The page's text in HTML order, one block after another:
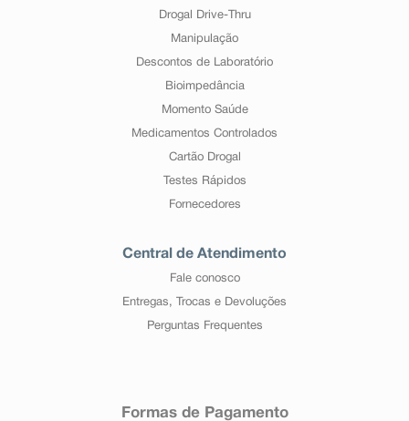
Drogal Drive-Thru
Manipulação
Descontos de Laboratório
Bioimpedância
Momento Saúde
Medicamentos Controlados
Cartão Drogal
Testes Rápidos
Fornecedores
Central de Atendimento
Fale conosco
Entregas, Trocas e Devoluções
Perguntas Frequentes
Formas de Pagamento